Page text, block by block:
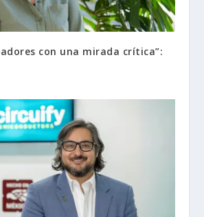
con una mirada crítica”: